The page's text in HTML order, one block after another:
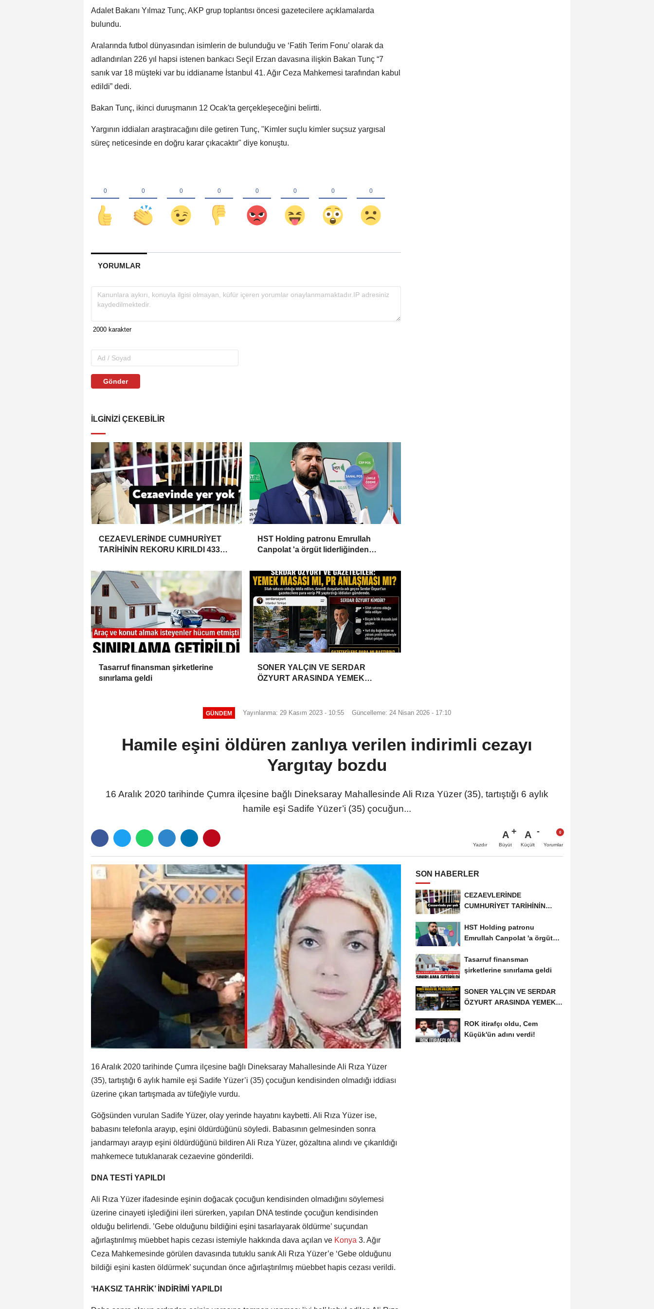
Adalet Bakanı Yılmaz Tunç, AKP grup toplantısı öncesi gazetecilere açıklamalarda
bulundu.
Aralarında futbol dünyasından isimlerin de bulunduğu ve ‘Fatih Terim Fonu’ olarak da
adlandırılan 226 yıl hapsi istenen bankacı Seçil Erzan davasına ilişkin Bakan Tunç “7
sanık var 18 müşteki var bu iddianame İstanbul 41. Ağır Ceza Mahkemesi tarafından kabul
edildi” dedi.
Bakan Tunç, ikinci duruşmanın 12 Ocak'ta gerçekleşeceğini belirtti.
Yargının iddiaları araştıracağını dile getiren Tunç, "Kimler suçlu kimler suçsuz yargısal
süreç neticesinde en doğru karar çıkacaktır" diye konuştu.
YORUMLAR
Gönder
İLGINIZI ÇEKEBILIR
CEZAEVLERİNDE CUMHURİYET
TARİHİNİN REKORU KIRILDI 433
HST Holding patronu Emrullah
Canpolat 'a örgüt liderliğinden
malvarlığına el konuldu
Tasarruf finansman şirketlerine
sınırlama geldi
SONER YALÇIN VE SERDAR
ÖZYURT ARASINDA YEMEK
GÜNDEM Yayınlanma: 29 Kasım 2023 - 10:55 Güncelleme: 24 Nisan 2026 - 17:10
Hamile eşini öldüren zanlıya verilen indirimli cezayı
Yargıtay bozdu
16 Aralık 2020 tarihinde Çumra ilçesine bağlı Dineksaray Mahallesinde Ali Rıza Yüzer (35), tartıştığı 6 aylık
hamile eşi Sadife Yüzer’i (35) çocuğun...
Yazdır
A
Büyüt
A
Küçült Yorumlar
16 Aralık 2020 tarihinde Çumra ilçesine bağlı Dineksaray Mahallesinde Ali Rıza Yüzer
(35), tartıştığı 6 aylık hamile eşi Sadife Yüzer’i (35) çocuğun kendisinden olmadığı iddiası
üzerine çıkan tartışmada av tüfeğiyle vurdu.
Göğsünden vurulan Sadife Yüzer, olay yerinde hayatını kaybetti. Ali Rıza Yüzer ise,
babasını telefonla arayıp, eşini öldürdüğünü söyledi. Babasının gelmesinden sonra
jandarmayı arayıp eşini öldürdüğünü bildiren Ali Rıza Yüzer, gözaltına alındı ve çıkarıldığı
mahkemece tutuklanarak cezaevine gönderildi.
DNA TESTİ YAPILDI
Ali Rıza Yüzer ifadesinde eşinin doğacak çocuğun kendisinden olmadığını söylemesi
üzerine cinayeti işlediğini ileri sürerken, yapılan DNA testinde çocuğun kendisinden
olduğu belirlendi. ’Gebe olduğunu bildiğini eşini tasarlayarak öldürme’ suçundan
ağırlaştırılmış müebbet hapis cezası istemiyle hakkında dava açılan ve Konya 3. Ağır
Ceza Mahkemesinde görülen davasında tutuklu sanık Ali Rıza Yüzer’e ‘Gebe olduğunu
bildiği eşini kasten öldürmek’ suçundan önce ağırlaştırılmış müebbet hapis cezası verildi.
‘HAKSIZ TAHRİK’ İNDİRİMİ YAPILDI
SON HABERLER
CEZAEVLERİNDE
CUMHURİYET TARİHİNİN
KİŞİ...
HST Holding patronu
Emrullah Canpolat 'a örgüt
Tasarruf finansman
şirketlerine sınırlama geldi
SONER YALÇIN VE SERDAR
ÖZYURT ARASINDA YEMEK
ROK itirafçı oldu, Cem
Küçük'ün adını verdi!